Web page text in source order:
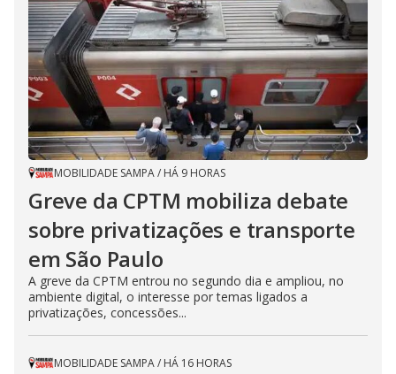
MOBILIDADE SAMPA/ HÁ 9 HORAS
Greve da CPTM mobiliza debate
sobre privatizações e transporte
em São Paulo
A greve da CPTM entrou no segundo dia e ampliou, no
ambiente digital, o interesse por temas ligados a
privatizações, concessões...
MOBILIDADE SAMPA/ HÁ 16 HORAS